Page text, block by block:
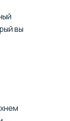
вы